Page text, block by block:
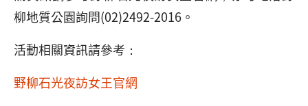
柳地質公園詢問(02)2492-2016。
活動相關資訊請參考：
野柳石光夜訪女王官網